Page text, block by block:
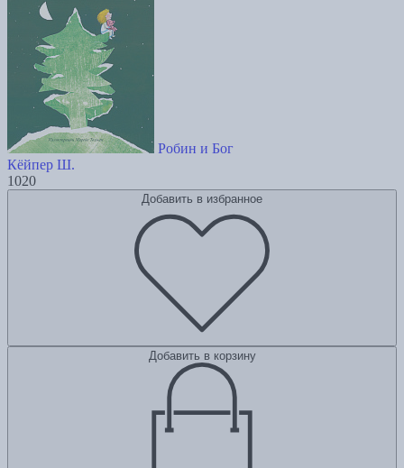
Робин и Бог
Кёйпер Ш.
1020
Добавить в избранное
Добавить в корзину